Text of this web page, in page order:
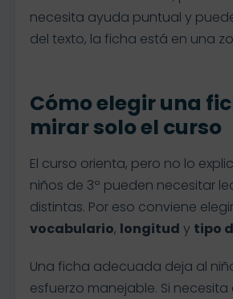
necesita ayuda puntual y
del texto, la ficha está en una
Cómo elegir una
mirar solo el curso
El curso orienta, pero no lo
niños de 3º pueden necesitar
distintas. Por eso conviene
vocabulario, longitud y tipo
Una ficha adecuada deja al
esfuerzo manejable. Si